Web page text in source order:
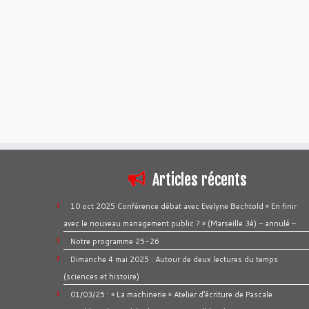
Articles récents
10 oct 2025 Conférence débat avec Evelyne Bechtold « En finir
avec le nouveau management public ? » (Marseille 3è) – annulé –
Notre programme 25-26
Dimanche 4 mai 2025 : Autour de deux lectures du temps
(sciences et histoire)
01/03/25 : « La machinerie » Atelier d’écriture de Pascale